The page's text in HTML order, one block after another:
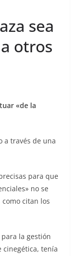
sea
otros
«de la
a través de una
para que
no se
citan los
la gestión
cinegética, tenía